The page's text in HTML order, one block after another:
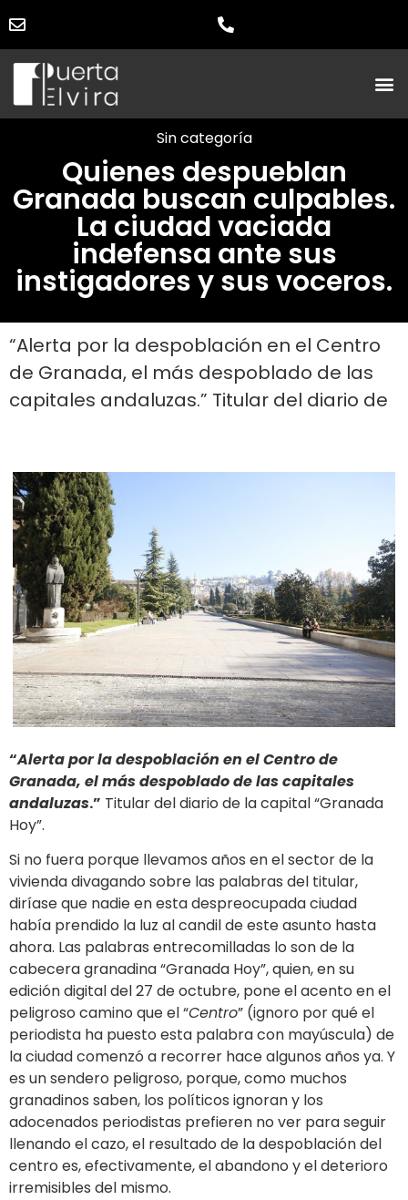
Sin categoría
Quienes despueblan
Granada buscan culpables.
La ciudad vaciada
indefensa ante sus
instigadores y sus voceros.
“Alerta por la despoblación en el Centro
de Granada, el más despoblado de las
capitales andaluzas.” Titular del diario de
“Alerta por la despoblación en el Centro de
Granada, el más despoblado de las capitales
andaluzas.” Titular del diario de la capital “Granada
Hoy”.
Si no fuera porque llevamos años en el sector de la
vivienda divagando sobre las palabras del titular,
diríase que nadie en esta despreocupada ciudad
había prendido la luz al candil de este asunto hasta
ahora. Las palabras entrecomilladas lo son de la
cabecera granadina “Granada Hoy”, quien, en su
edición digital del 27 de octubre, pone el acento en el
peligroso camino que el “Centro” (ignoro por qué el
periodista ha puesto esta palabra con mayúscula) de
la ciudad comenzó a recorrer hace algunos años ya. Y
es un sendero peligroso, porque, como muchos
granadinos saben, los políticos ignoran y los
adocenados periodistas prefieren no ver para seguir
llenando el cazo, el resultado de la despoblación del
centro es, efectivamente, el abandono y el deterioro
irremisibles del mismo.